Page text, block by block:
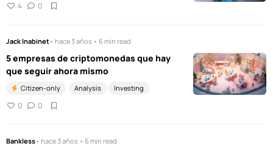
4 0
Jack Inabinet• hace 3 años • 6 min read
5 empresas de criptomonedas que hay
que seguir ahora mismo
Citizen-only Analysis Investing
0 0
Bankless• hace 3 años • 6 min read